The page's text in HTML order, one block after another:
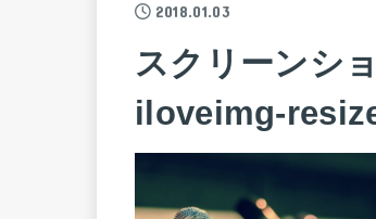
2018.01.03
スクリーンシ
iloveimg-